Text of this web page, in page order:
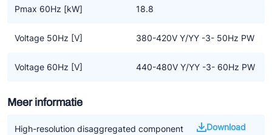
Pmax 60Hz [kW] 18.8
Voltage 50Hz [V] 380-420V Y/YY -3- 50Hz PW
Voltage 60Hz [V] 440-480V Y/YY -3- 60Hz PW
Meer informatie
High-resolution disaggregated component
Download